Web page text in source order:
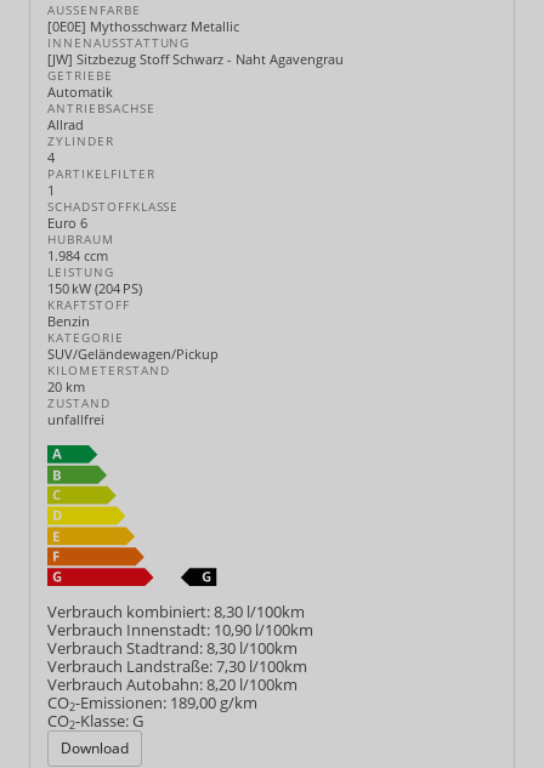
AUSSENFARBE
[0E0E] Mythosschwarz Metallic
INNENAUSSTATTUNG
[JW] Sitzbezug Stoff Schwarz - Naht Agavengrau
GETRIEBE
Automatik
ANTRIEBSACHSE
Allrad
ZYLINDER
4
PARTIKELFILTER
1
SCHADSTOFFKLASSE
Euro 6
HUBRAUM
1.984 ccm
LEISTUNG
150 kW (204 PS)
KRAFTSTOFF
Benzin
KATEGORIE
SUV/Geländewagen/Pickup
KILOMETERSTAND
20 km
ZUSTAND
unfallfrei
Verbrauch kombiniert:8,30 l/100km
Verbrauch Innenstadt: 10,90 l/100km
Verbrauch Stadtrand:8,30 l/100km
Verbrauch Landstraße:7,30 l/100km
Verbrauch Autobahn:8,20 l/100km
CO2-Emissionen: 189,00 g/km
CO2-Klasse:G
Download